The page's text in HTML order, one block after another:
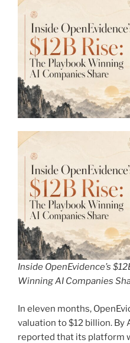
Inside OpenEvidence’s
Winning AI Companies
In eleven months,
valuation to $12 billion. By
reported that its platform